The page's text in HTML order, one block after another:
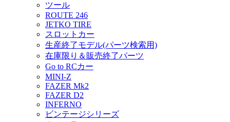
ツール
ROUTE 246
JETKO TIRE
スロットカー
生産終了モデル(パーツ検索用)
在庫限り＆販売終了パーツ
Go to RCカー
MINI-Z
FAZER Mk2
FAZER D2
INFERNO
ビンテージシリーズ